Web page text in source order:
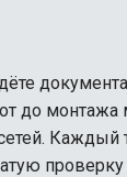
до монтажа
Каждый